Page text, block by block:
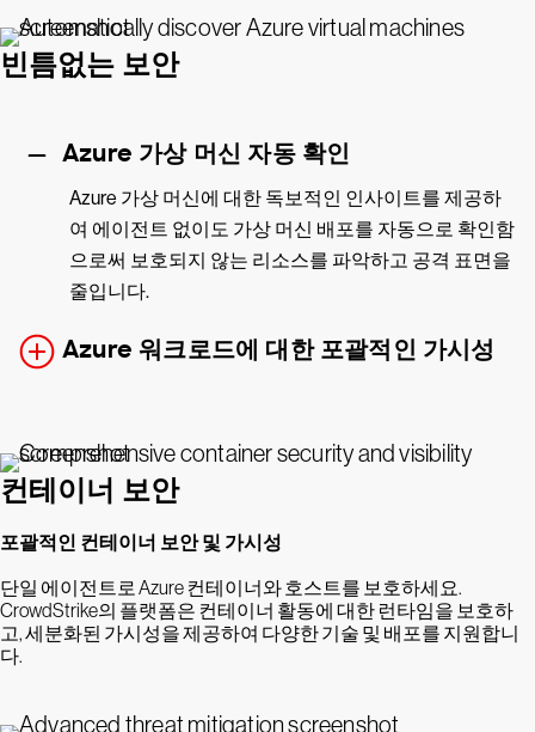
빈틈없는 보안
Azure 가상 머신 자동 확인
Azure 가상 머신에 대한 독보적인 인사이트를 제공하
여 에이전트 없이도 가상 머신 배포를 자동으로 확인함
으로써 보호되지 않는 리소스를 파악하고 공격 표면을
줄입니다.
Azure 워크로드에 대한 포괄적인 가시성
컨테이너 보안
포괄적인 컨테이너 보안 및 가시성
단일 에이전트로 Azure 컨테이너와 호스트를 보호하세요.
CrowdStrike의 플랫폼은 컨테이너 활동에 대한 런타임을 보호하
고, 세분화된 가시성을 제공하여 다양한 기술 및 배포를 지원합니
다.